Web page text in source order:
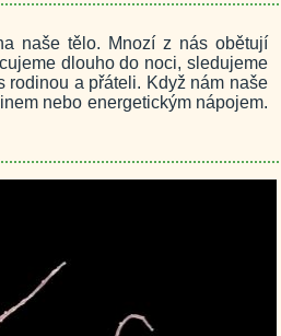
naše tělo. Mnozí z nás obětují
dlouho do noci, sledujeme
rodinou a přáteli. Když nám naše
nebo energetickým nápojem.